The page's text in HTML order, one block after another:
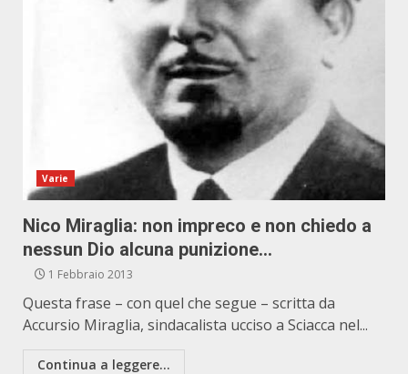
Varie
Nico Miraglia: non impreco e non chiedo a
nessun Dio alcuna punizione…
1 Febbraio 2013
Questa frase – con quel che segue – scritta da
Accursio Miraglia, sindacalista ucciso a Sciacca nel...
Continua a leggere...